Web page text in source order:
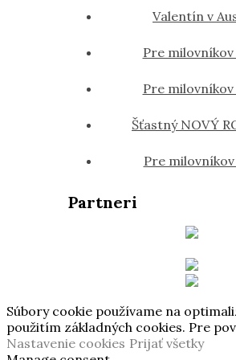
Valentín v
Pre milovníkov
Pre milovníkov
Šťastný NOVÝ
Pre milovníkov
Partneri
Súbory cookie používame na
použitím základných cookies. Pre
Nastavenie cookies Prijať všetky